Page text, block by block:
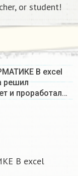
or student!
В excel
решил
и проработал…
В excel